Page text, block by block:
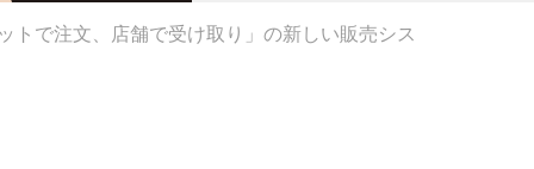
トで注文、店舗で受け取り」の新しい販売シス